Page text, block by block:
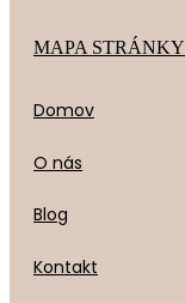
MAPA STRÁNKY
Domov
O nás
Blog
Kontakt